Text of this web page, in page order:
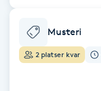
Frisör
Funktionsanalys
Musteri
2 platser kvar